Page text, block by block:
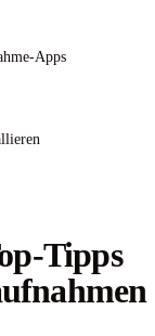
Apps
Tipps